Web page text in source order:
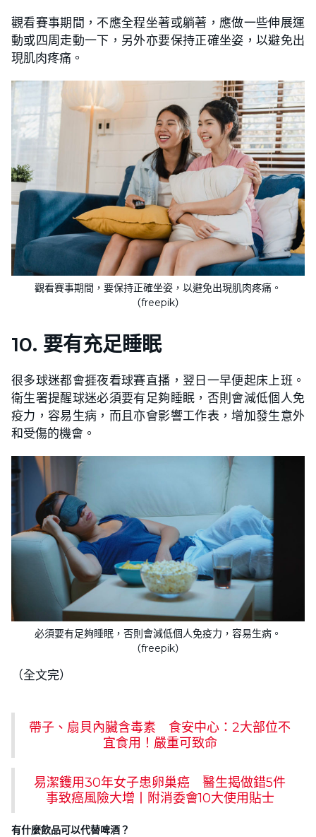
觀看賽事期間，不應全程坐著或躺著，應做一些伸展運
動或四周走動一下，另外亦要保持正確坐姿，以避免出
現肌肉疼痛。
觀看賽事期間，要保持正確坐姿，以避免出現肌肉疼痛。
（freepik）
10. 要有充足睡眠
很多球迷都會捱夜看球賽直播，翌日一早便起床上班。
衛生署提醒球迷必須要有足夠睡眠，否則會減低個人免
疫力，容易生病，而且亦會影響工作表，增加發生意外
和受傷的機會。
必須要有足夠睡眠，否則會減低個人免疫力，容易生病。
（freepik）
（全文完）
帶子、扇貝內臟含毒素 食安中心：2大部位不
宜食用！嚴重可致命
易潔鑊用30年女子患卵巢癌 醫生揭做錯5件
事致癌風險大增丨附消委會10大使用貼士
有什麼飲品可以代替啤酒？